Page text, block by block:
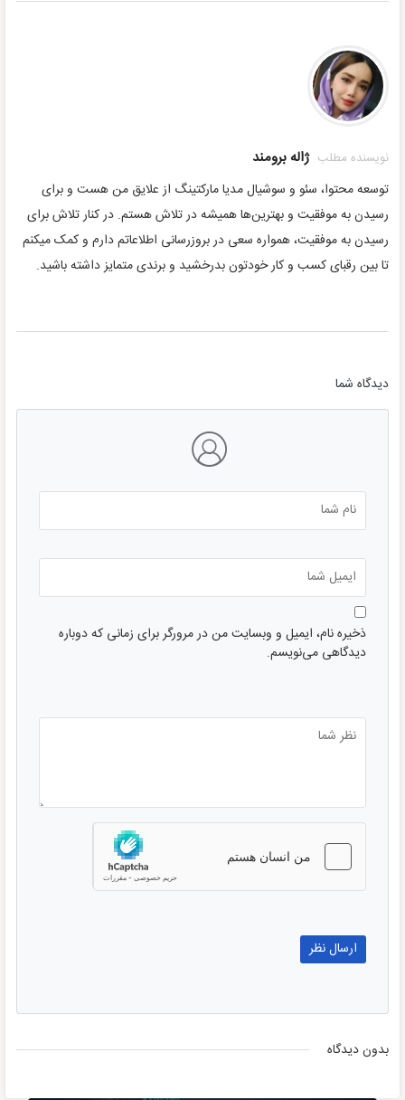
نویسنده مطلب ژاله برومند
توسعه محتوا، سئو و سوشیال مدیا مارکتینگ از علایق من هست و برای
رسیدن به موفقیت و بهترین‌ها همیشه در تلاش هستم. در کنار تلاش برای
رسیدن به موفقیت، همواره سعی در بروزرسانی اطلاعاتم دارم و کمک میکنم
تا بین رقبای کسب و کار خودتون بدرخشید و برندی متمایز داشته باشید.
دیدگاه شما
ذخیره نام، ایمیل و وبسایت من در مرورگر برای زمانی که دوباره
دیدگاهی می‌نویسم.
بدون دیدگاه